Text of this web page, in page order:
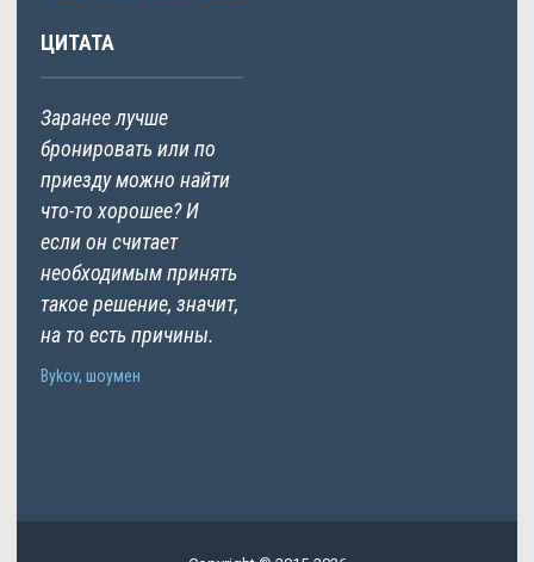
ЦИТАТА
Заранее лучше
бронировать или по
приезду можно найти
что-то хорошее? И
если он считает
необходимым принять
такое решение, значит,
на то есть причины.
Bykov, шоумен